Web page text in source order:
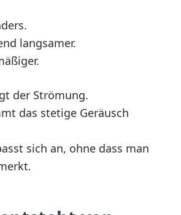
langsamer.
der Strömung.
das stetige Geräusch
sich an, ohne dass man